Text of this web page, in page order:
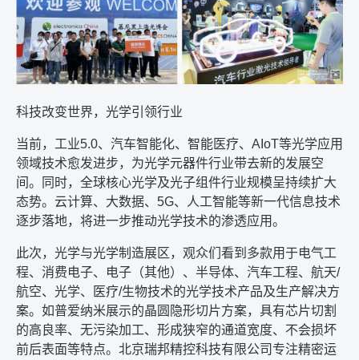
科技改变世界，光学引领行业
当前，工业5.0、汽车智能化、智能医疗、 AIoT等光学应用
领域技术愈发进步，为光学元器件行业带去新的发展空
间。同时，全球核心光学及光子组件行业规模呈持续扩大
态势。云计算、大数据、 5G、人工智能等新一代信息技术
逐步落地，将进一步推动光学技术的渗透应用。
此次，光学与光学制造展区，观众们看到多款用于电气工
程、消费电子、电子（其他）、半导体、汽车工程、航天/
航空、光学、医疗/生物技术的光学技术产品及生产解决方
案。如普爱纳米展示的晶圆隐形切片方案，具有芯片切割
的高良率、无污染加工、形成狭窄的通道宽度、不会损坏
前后表面等特点。北京瑞邦精控科技有限公司专注精密运